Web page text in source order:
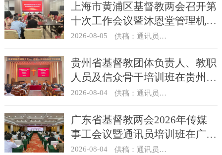
上海市黄浦区基督教两会召开第
十次工作会议暨沐恩堂管理机构
七月份联席会议
2026-08-05 供稿：通讯员 景健美
贵州省基督教团体负责人、教职
人员及信众骨干培训班在贵州圣
经学校举办
2026-08-04 供稿：通讯员 杨菁
广东省基督教两会2026年传媒
事工会议暨通讯员培训班在广州
举办
2026-08-04 供稿：通讯员 汪浩